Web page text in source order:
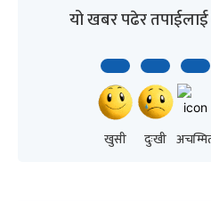
यो खबर पढेर
खुसी दुःखी